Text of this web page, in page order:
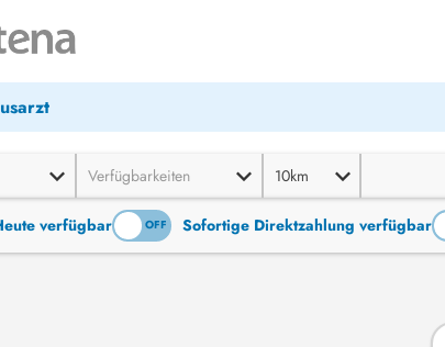
Verfügbarkeiten 10km
verfügbar
ON OFF Sofortige Direktzahlung verfügbar
ON